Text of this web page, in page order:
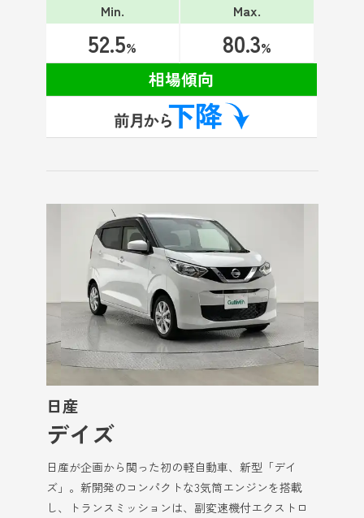
Min.
52.5%
Max.
80.3%
相場傾向
日産
デイズ
日産が企画から関った初の軽自動車、新型「デイ
ズ」。新開発のコンパクトな3気筒エンジンを搭載
し、トランスミッションは、副変速機付エクストロ